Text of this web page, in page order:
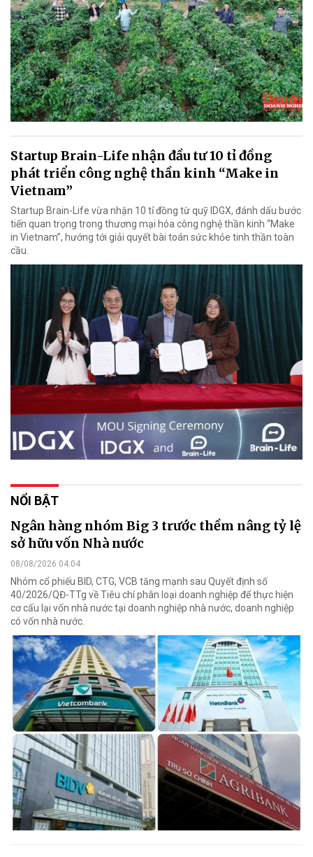
Startup Brain-Life nhận đầu tư 10 tỉ đồng
phát triển công nghệ thần kinh “Make in
Vietnam”
Startup Brain-Life vừa nhận 10 tỉ đồng từ quỹ IDGX, đánh dấu bước
tiến quan trọng trong thương mại hóa công nghệ thần kinh “Make
in Vietnam”, hướng tới giải quyết bài toán sức khỏe tinh thần toàn
cầu.
NỔI BẬT
Ngân hàng nhóm Big 3 trước thềm nâng tỷ lệ
sở hữu vốn Nhà nước
08/08/2026 04:04
Nhóm cổ phiếu BID, CTG, VCB tăng mạnh sau Quyết định số
40/2026/QĐ-TTg về Tiêu chí phân loại doanh nghiệp để thực hiện
cơ cấu lại vốn nhà nước tại doanh nghiệp nhà nước, doanh nghiệp
có vốn nhà nước.